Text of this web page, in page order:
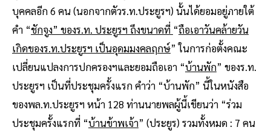
บุคคลอีก 6 คน (นอกจากตัวร.ท.ประยูรฯ) นั้นได้ยอมอยู่ภายใต้
คำ “ชักจูง” ของร.ท. ประยูรฯ ถึงขนาดที่ “ถือเอาวันคล้ายวัน
เกิดของร.ท.ประยูรฯ เป็นอุดมมงคลฤกษ์” ในการก่อตั้งคณะ
เปลี่ยนแปลงการปกครองฯและยอมถือเอา “บ้านพัก” ของร.ท.
ประยูรฯ เป็นที่ประชุมครั้งแรก คําว่า “บ้านพัก” นี้ในหนังสือ
ของพล.ท.ประยูรฯ หน้า 128 ท่านนายพลผู้นี้เขียนว่า “ร่วม
ประชุมครั้งแรกที่ “บ้านข้าพเจ้า” (ประยูร) รวมทั้งหมด : 7 คน